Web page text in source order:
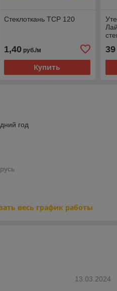
Стеклоткань ТСР 120
1,40руб./м
Купить
39
год
весь график работы
13.03.2024